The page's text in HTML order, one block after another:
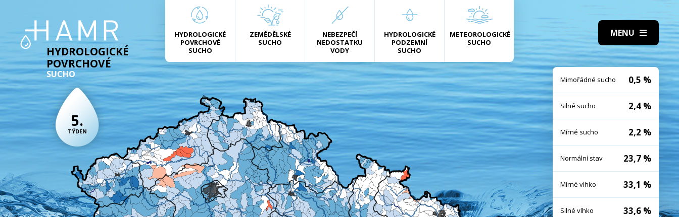
HYDROLOGICKÉ
POVRCHOVÉ
SUCHO
ZEMĚDĚLSKÉ
SUCHO
NEBEZPEČÍ
NEDOSTATKU
VODY
HYDROLOGICKÉ
PODZEMNÍ
SUCHO
METEOROLOGICKÉ
SUCHO
HYDROLOGICKÉ
POVRCHOVÉ
SUCHO
5.
TÝDEN
Mimořádné sucho 0,5 %
Silné sucho 2,4 %
Mírné sucho 2,2 %
Normální stav 23,7 %
Mírné vlhko 33,1 %
Silné vlhko 33,6 %